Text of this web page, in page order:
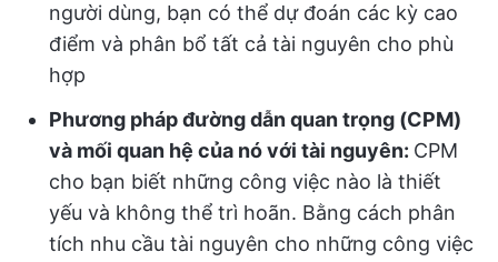
người dùng, bạn có thể dự đoán các kỳ cao
điểm và phân bổ tất cả tài nguyên cho phù
hợp
Phương pháp đường dẫn quan trọng (CPM)
và mối quan hệ của nó với tài nguyên: CPM
cho bạn biết những công việc nào là thiết
yếu và không thể trì hoãn. Bằng cách phân
tích nhu cầu tài nguyên cho những công việc